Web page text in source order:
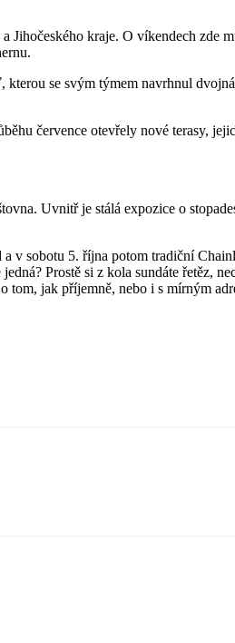
Jihočeského kraje. O víkendech
se svým týmem navrhnul
července otevřely nové terasy,
Uvnitř je stálá expozice o
sobotu 5. října potom tradiční
Prostě si z kola sundáte řetěz,
jak příjemně, nebo i s mírným